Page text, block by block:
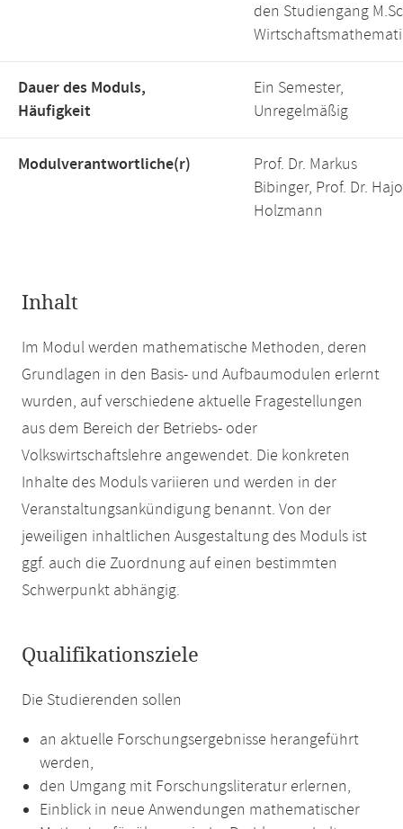
den Studiengang
Dauer des Moduls,
Häufigkeit
Ein Semester,
Unregelmäßig
Modulverantwortliche(r)
Prof. Dr. Markus
Bibinger, Prof. Dr. Hajo
Holzmann
Inhalt
Im Modul werden mathematische Methoden, deren
Grundlagen in den Basis- und Aufbaumodulen erlernt
wurden, auf verschiedene aktuelle Fragestellungen
aus dem Bereich der Betriebs- oder
Volkswirtschaftslehre angewendet. Die konkreten
Inhalte des Moduls variieren und werden in der
Veranstaltungsankündigung benannt. Von der
jeweiligen inhaltlichen Ausgestaltung des Moduls ist
ggf. auch die Zuordnung auf einen bestimmten
Schwerpunkt abhängig.
Qualifikationsziele
Die Studierenden sollen
an aktuelle Forschungsergebnisse herangeführt
werden,
den Umgang mit Forschungsliteratur erlernen,
Einblick in neue Anwendungen mathematischer